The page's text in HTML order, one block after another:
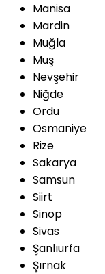
Manisa
Mardin
Muğla
Muş
Nevşehir
Niğde
Ordu
Osmaniye
Rize
Sakarya
Samsun
Siirt
Sinop
Sivas
Şanlıurfa
Şırnak